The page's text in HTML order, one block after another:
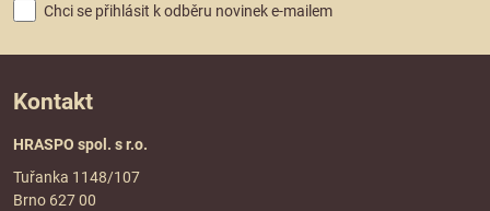
Chci se přihlásit k odběru novinek e-mailem
Kontakt
HRASPO spol. s r.o.
Tuřanka 1148/107
Brno 627 00